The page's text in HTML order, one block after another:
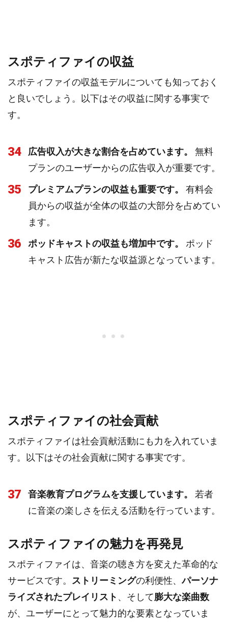
スポティファイの収益
スポティファイの収益モデルについても知っておく
と良いでしょう。以下はその収益に関する事実で
す。
34 広告収入が大きな割合を占めています。
無料
プランのユーザーからの広告収入が重要です。
35 プレミアムプランの収益も重要です。
有料会
員からの収益が全体の収益の大部分を占めてい
ます。
36 ポッドキャストの収益も増加中です。
ポッド
キャスト広告が新たな収益源となっています。
スポティファイの社会貢献
スポティファイは社会貢献活動にも力を入れていま
す。以下はその社会貢献に関する事実です。
37 音楽教育プログラムを支援しています。
若者
に音楽の楽しさを伝える活動を行っています。
スポティファイの魅力を再発見
スポティファイは、音楽の聴き方を変えた革命的な
サービスです。 ストリーミングの利便性、パーソナ
ライズされたプレイリスト 、そして膨大な楽曲数
が、ユーザーにとって魅力的な要素となっていま